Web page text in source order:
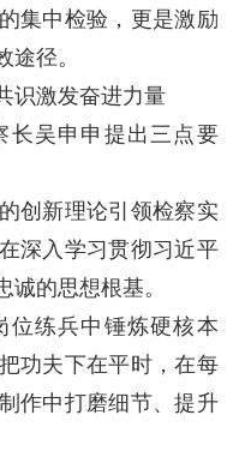
集中检验，更是激励
径。
激发奋进力量
吴申申提出三点要
新理论引领检察实
深入学习贯彻习近平
的思想根基。
练兵中锤炼硬核本
功夫下在平时，在每
作中打磨细节、提升